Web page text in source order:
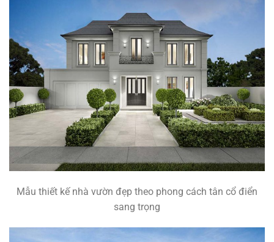
Mẫu thiết kế nhà vườn đẹp theo phong cách tân cổ điển
sang trọng